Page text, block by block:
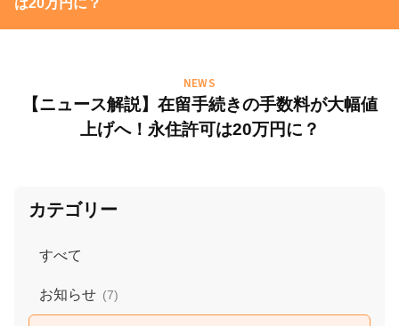
は20万円に？
NEWS
【ニュース解説】在留手続きの手数料が大幅値
上げへ！永住許可は20万円に？
カテゴリー
すべて
お知らせ (7)